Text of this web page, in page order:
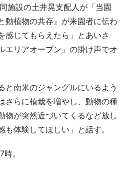
施設の土井晃支配人が「当園
動植物の共存』が来園者に伝わ
感じてもらえたら」とあいさ
エリアオープン」の掛け声でオ
南米のジャングルにいるよう
さらに植栽を増やし、動物の種
物が突然近づいてくるなど放し
体験してほしい」と話す。
。